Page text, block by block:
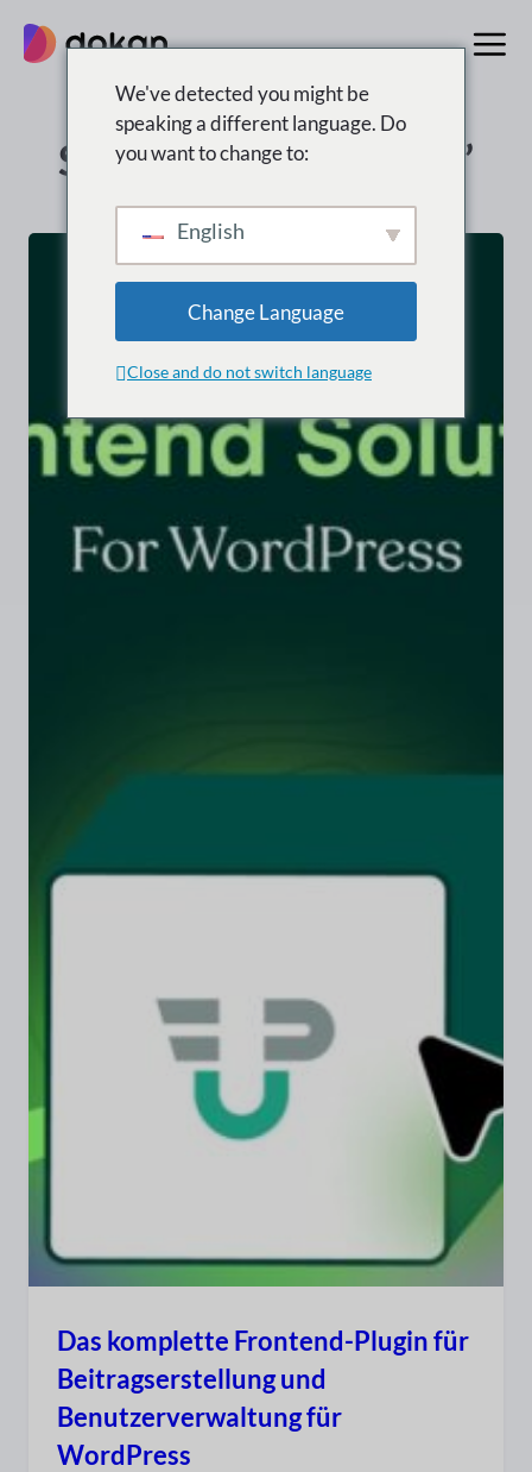
Inhalt
springen
Suchergebnisse für: “”
Das komplette Frontend-Plugin für
Beitragserstellung und
Benutzerverwaltung für
WordPress
We've detected you might be
speaking a different language. Do
you want to change to:
English
Change Language
Close and do not switch language